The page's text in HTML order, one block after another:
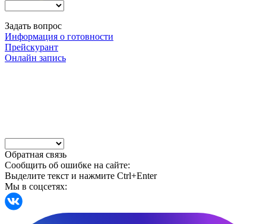
Задать вопрос
Информация о готовности
Прейскурант
Онлайн запись
Обратная связь
Сообщить об ошибке на сайте:
Выделите текст и нажмите Ctrl+Enter
Мы в соцсетях: